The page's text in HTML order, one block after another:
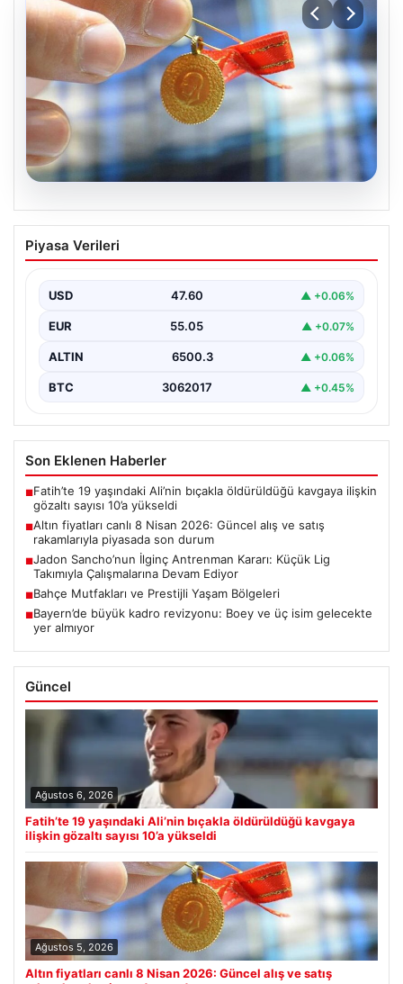
05.08.2026
Altın fiyatları canlı 8 Nisan 2026:
Güncel alış ve satış rakamlarıyla
Altın piyasası, son dönemlerde yaşanan jeopolitik
hareketli bir…
Piyasa Verileri
USD 47.60 ▲ +0.06%
EUR 55.05 ▲ +0.07%
ALTIN 6500.3 ▲ +0.06%
BTC 3062017 ▲ +0.45%
Son Eklenen Haberler
■Fatih’te 19 yaşındaki Ali’nin bıçakla öldürüldüğü kavgaya ilişkin
gözaltı sayısı 10’a yükseldi
■Altın fiyatları canlı 8 Nisan 2026: Güncel alış ve satış
rakamlarıyla piyasada son durum
■Jadon Sancho’nun İlginç Antrenman Kararı: Küçük Lig
Takımıyla Çalışmalarına Devam Ediyor
■Bahçe Mutfakları ve Prestijli Yaşam Bölgeleri
■Bayern’de büyük kadro revizyonu: Boey ve üç isim gelecekte
yer almıyor
Güncel
Ağustos 6, 2026
Fatih’te 19 yaşındaki Ali’nin bıçakla öldürüldüğü kavgaya
ilişkin gözaltı sayısı 10’a yükseldi
Ağustos 5, 2026
Altın fiyatları canlı 8 Nisan 2026: Güncel alış ve satış